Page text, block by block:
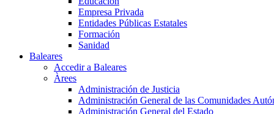
Empresa Privada
Entidades Públicas Estatales
Formación
Sanidad
Baleares
Accedir a Baleares
Àrees
Administración de Justicia
Administración General de las Comunidades
Administración General del Estado